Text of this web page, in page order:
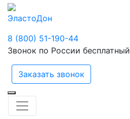
ЭластоДон
8 (800) 51-190-44
Звонок по России бесплатный
Заказать звонок